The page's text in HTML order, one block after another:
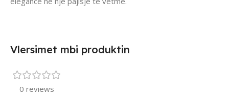
Vlersimet mbi produktin
0 reviews